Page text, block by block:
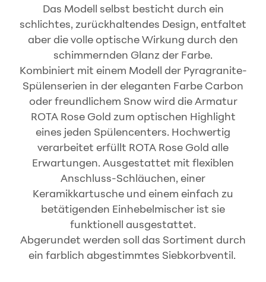
Das Modell selbst besticht durch ein
schlichtes, zurückhaltendes Design, entfaltet
aber die volle optische Wirkung durch den
schimmernden Glanz der Farbe.
Kombiniert mit einem Modell der Pyragranite-
Spülenserien in der eleganten Farbe Carbon
oder freundlichem Snow wird die Armatur
ROTA Rose Gold zum optischen Highlight
eines jeden Spülencenters. Hochwertig
verarbeitet erfüllt ROTA Rose Gold alle
Erwartungen. Ausgestattet mit flexiblen
Anschluss-Schläuchen, einer
Keramikkartusche und einem einfach zu
betätigenden Einhebelmischer ist sie
funktionell ausgestattet.
Abgerundet werden soll das Sortiment durch
ein farblich abgestimmtes Siebkorbventil.